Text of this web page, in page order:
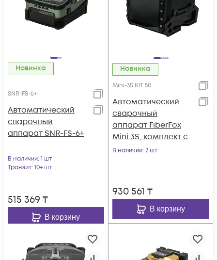
Новинка
SNR-FS-6+
Автоматический
сварочный
аппарат SNR-FS-6+
В наличии: 1 шт
Транзит: 10+ шт
515 369 ₸
В корзину
Новинка
Mini-3S KIT 50
Автоматический
сварочный
аппарат FiberFox
Mini 3S, комплект со
скалывателем Mini-
В наличии: 2 шт
930 561 ₸
В корзину